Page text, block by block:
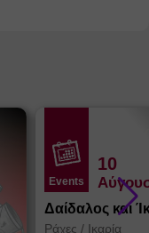
Events
10
Δαίδαλος και
Ράχες / Ικαρία